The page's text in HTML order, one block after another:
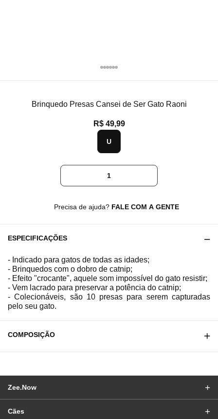
Brinquedo Presas Cansei de Ser Gato Raoni
R$ 49,99
U
1
Precisa de ajuda? FALE COM A GENTE
ESPECIFICAÇÕES
- Indicado para gatos de todas as idades;
- Brinquedos com o dobro de catnip;
- Efeito "crocante", aquele som impossível do gato resistir;
- Vem lacrado para preservar a potência do catnip;
- Colecionáveis, são 10 presas para serem capturadas
pelo seu gato.
COMPOSIÇÃO
Cães
Zee.Now